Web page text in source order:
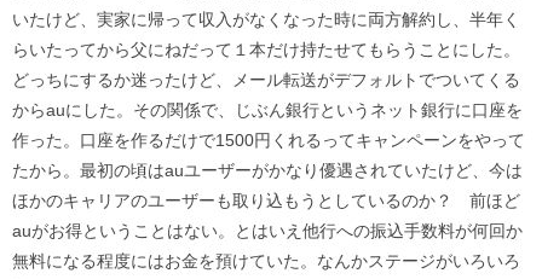
いたけど、実家に帰って収入がなくなった時に両方解約し、半年く
らいたってから父にねだって１本だけ持たせてもらうことにした。
どっちにするか迷ったけど、メール転送がデフォルトでついてくる
からauにした。その関係で、じぶん銀行というネット銀行に口座を
作った。口座を作るだけで1500円くれるってキャンペーンをやって
たから。最初の頃はauユーザーがかなり優遇されていたけど、今は
ほかのキャリアのユーザーも取り込もうとしているのか？ 前ほど
auがお得ということはない。とはいえ他行への振込手数料が何回か
無料になる程度にはお金を預けていた。なんかステージがいろいろ